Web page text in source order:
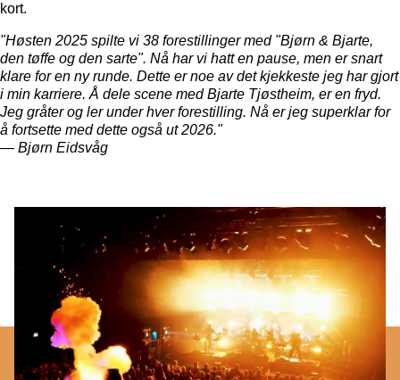
kort.
"Høsten 2025 spilte vi 38 forestillinger med "Bjørn & Bjarte,
den tøffe og den sarte". Nå har vi hatt en pause, men er snart
klare for en ny runde. Dette er noe av det kjekkeste jeg har gjort
i min karriere. Å dele scene med Bjarte Tjøstheim, er en fryd.
Jeg gråter og ler under hver forestilling. Nå er jeg superklar for
å fortsette med dette også ut 2026."
— Bjørn Eidsvåg